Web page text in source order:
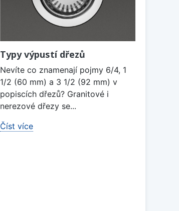
Typy výpustí dřezů
Nevíte co znamenají pojmy 6/4, 1
1/2 (60 mm) a 3 1/2 (92 mm) v
popiscích dřezů? Granitové i
nerezové dřezy se...
Číst více